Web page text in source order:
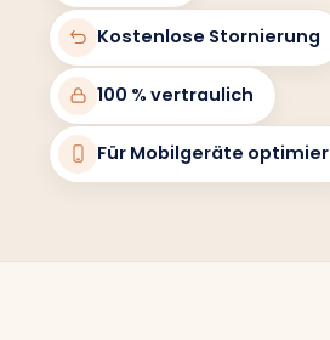
Kostenlose Stornierung
100 % vertraulich
Für Mobilgeräte